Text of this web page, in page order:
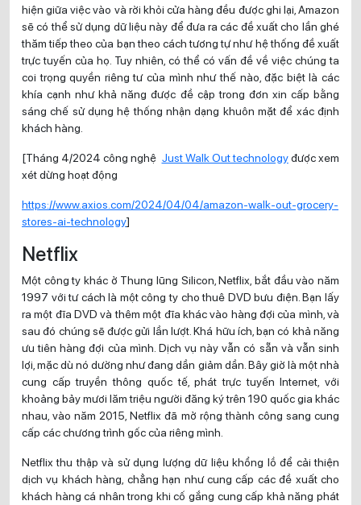
hiện giữa việc vào và rời khỏi cửa hàng đều được ghi lại, Amazon
sẽ có thể sử dụng dữ liệu này để đưa ra các đề xuất cho lần ghé
thăm tiếp theo của bạn theo cách tương tự như hệ thống đề xuất
trực tuyến của họ. Tuy nhiên, có thể có vấn đề về việc chúng ta
coi trọng quyền riêng tư của mình như thế nào, đặc biệt là các
khía cạnh như khả năng được đề cập trong đơn xin cấp bằng
sáng chế sử dụng hệ thống nhận dạng khuôn mặt để xác định
khách hàng.
[Tháng 4/2024 công nghệ Just Walk Out technologyđược xem
xét dừng hoạt động
https://www.axios.com/2024/04/04/amazon-walk-out-grocery-
stores-ai-technology]
Netflix
Một công ty khác ở Thung lũng Silicon, Netflix, bắt đầu vào năm
1997 với tư cách là một công ty cho thuê DVD bưu điện. Bạn lấy
ra một đĩa DVD và thêm một đĩa khác vào hàng đợi của mình, và
sau đó chúng sẽ được gửi lần lượt. Khá hữu ích, bạn có khả năng
ưu tiên hàng đợi của mình. Dịch vụ này vẫn có sẵn và vẫn sinh
lợi, mặc dù nó dường như đang dần giảm dần. Bây giờ là một nhà
cung cấp truyền thông quốc tế, phát trực tuyến Internet, với
khoảng bảy mươi lăm triệu người đăng ký trên 190 quốc gia khác
nhau, vào năm 2015, Netflix đã mở rộng thành công sang cung
cấp các chương trình gốc của riêng mình.
Netflix thu thập và sử dụng lượng dữ liệu khổng lồ để cải thiện
dịch vụ khách hàng, chẳng hạn như cung cấp các đề xuất cho
khách hàng cá nhân trong khi cố gắng cung cấp khả năng phát